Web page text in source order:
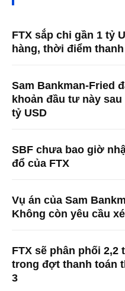
FTX sắp chi gần 1 tỷ
hàng, thời điểm
Sam Bankman-Fried
khoản đầu tư này
tỷ USD
SBF chưa bao giờ
đổ của FTX
Vụ án của Sam
Không còn yêu cầu
FTX sẽ phân phối 2,2
trong đợt thanh toán
3